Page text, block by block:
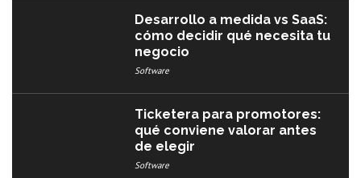
Desarrollo a medida vs SaaS:
cómo decidir qué necesita tu
negocio
Software
Ticketera para promotores:
qué conviene valorar antes
de elegir
Software